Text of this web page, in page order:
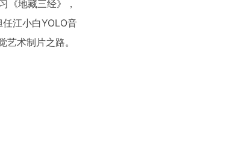
《地藏三经》，
任江小白YOLO音
术制片之路。